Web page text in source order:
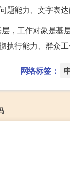
能力、文字表达
，工作对象是
行能力、群众工
网络标签：